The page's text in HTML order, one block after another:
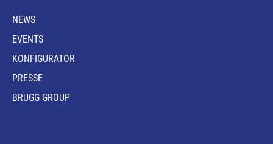
NEWS
EVENTS
KONFIGURATOR
PRESSE
BRUGG GROUP